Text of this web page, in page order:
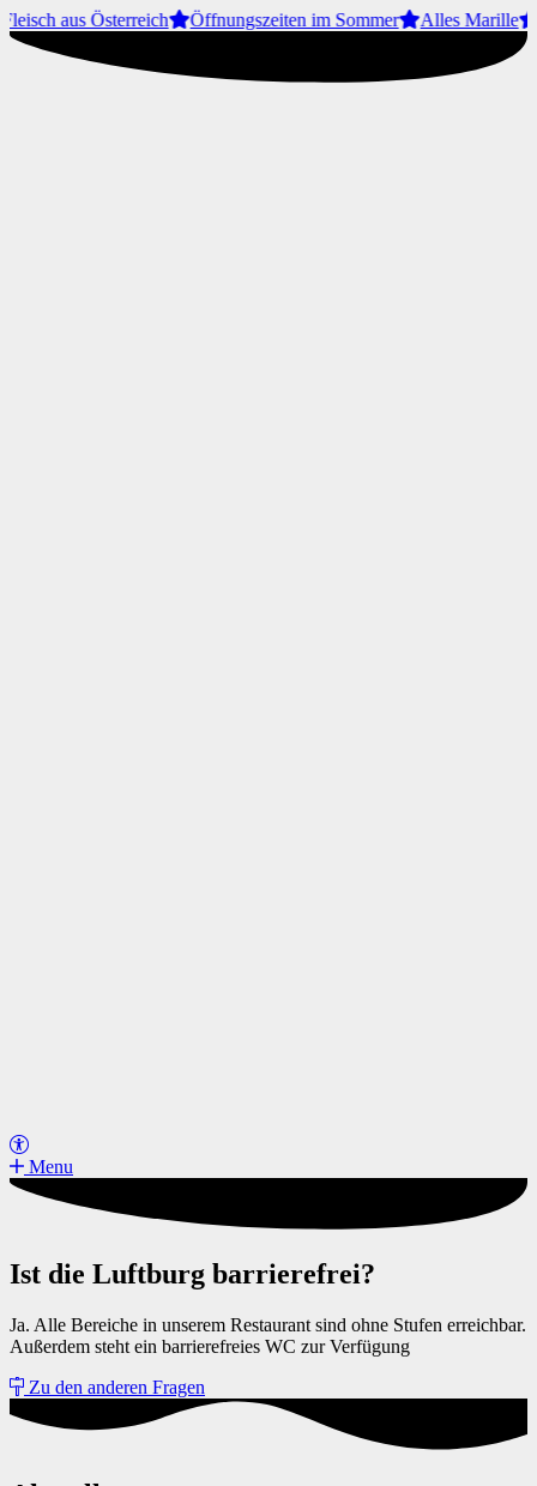
aus Österreich Öffnungszeiten im Sommer Alles Marille
Menu
Ist die Luftburg barrierefrei?
Ja. Alle Bereiche in unserem Restaurant sind ohne Stufen erreichbar.
Außerdem steht ein barrierefreies WC zur Verfügung
Zu den anderen Fragen